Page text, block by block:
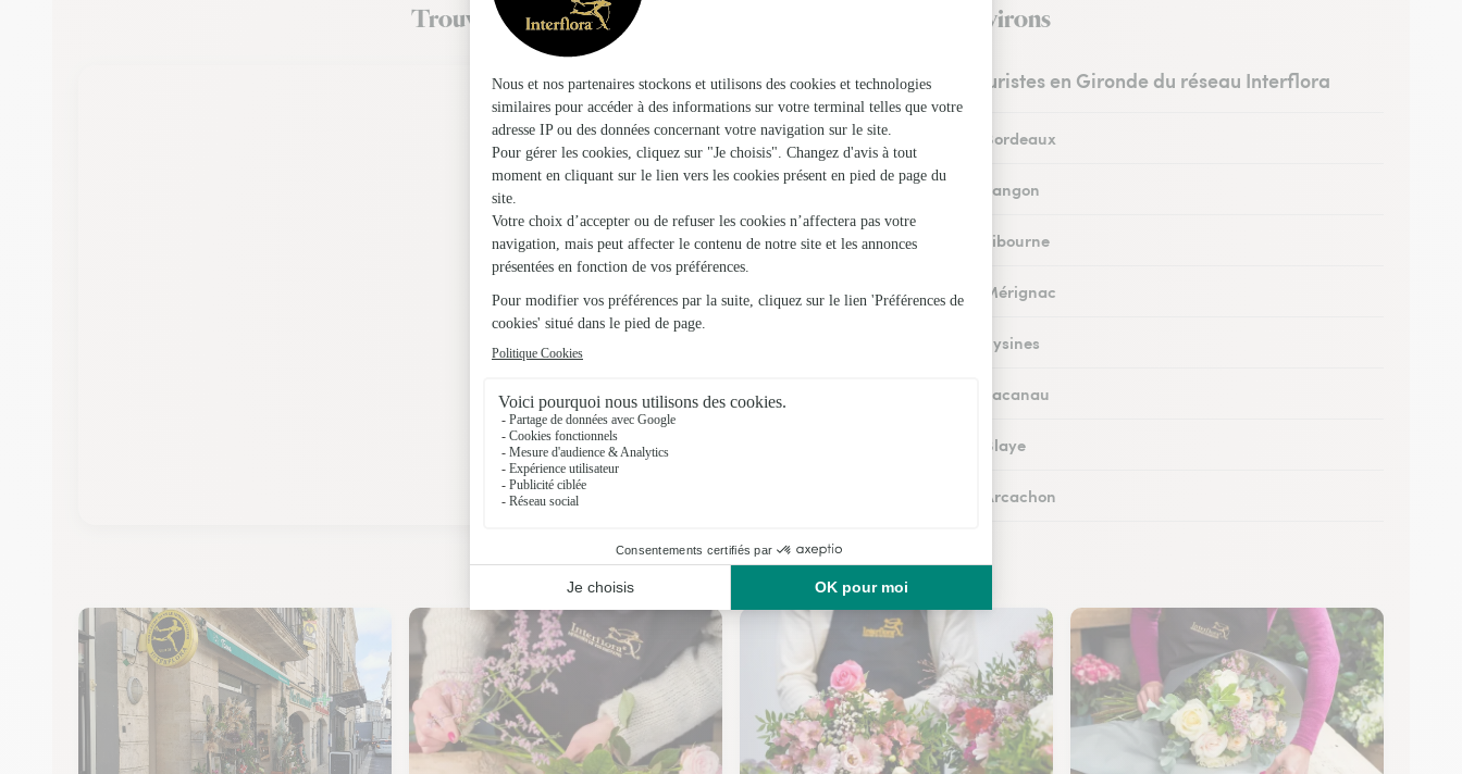
Trouvez un fleuriste Interflora à Arveyres et dans ses environs
Les fleuristes en Gironde du réseau Interflora
Fleuristes à Bordeaux
Fleuristes à Langon
Fleuristes à Libourne
Fleuristes à Mérignac
Fleuristes à Eysines
Fleuristes à Lacanau
Fleuristes à Blaye
Fleuristes à Arcachon
Fleuristes à Pessac
Nos fleuristes à Arveyres